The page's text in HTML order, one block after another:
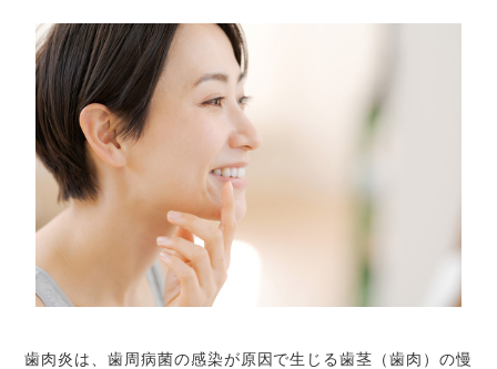
歯肉炎は、歯周病菌の感染が原因で生じる歯茎（歯肉）の慢